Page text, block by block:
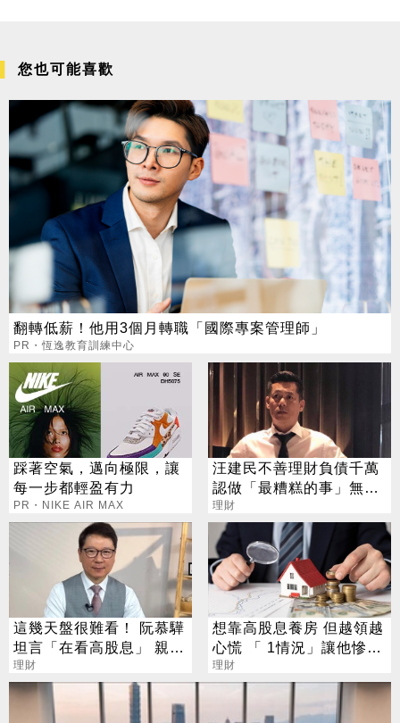
您也可能喜歡
翻轉低薪！他用3個月轉職「國際專案管理師」
PR・恆逸教育訓練中心
踩著空氣，邁向極限，讓
每一步都輕盈有力
PR・NIKE AIR MAX
汪建民不善理財負債千萬
認做「最糟糕的事」無奈
求助歐弟
理財
這幾天盤很難看！ 阮慕驊
坦言「在看高股息」 親揭
下檔保護真面目
理財
想靠高股息養房 但越領越
心慌 「 1情況」讓他慘變
吃老本
理財